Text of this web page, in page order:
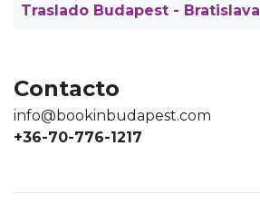
Traslado Budapest - Bratislava
Contacto
info@bookinbudapest.com
+36-70-776-1217